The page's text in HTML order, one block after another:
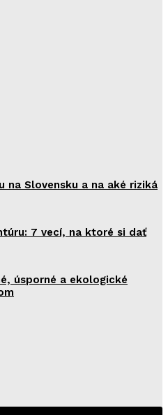
na Slovensku a na aké riziká
7 vecí, na ktoré si dať
úsporné a ekologické